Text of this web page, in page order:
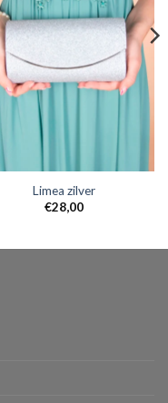
Limea zilver
€28,00